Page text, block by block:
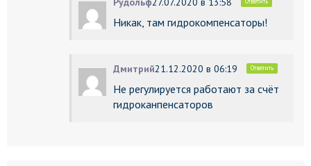
Никак, там гидрокомпенсаторы!
Дмитрий21.12.2020 в 06:19 Ответить
Не регулируется работают за счёт
гидроканпенсаторов